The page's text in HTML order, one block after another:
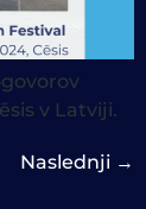
v Latviji.
Naslednji →